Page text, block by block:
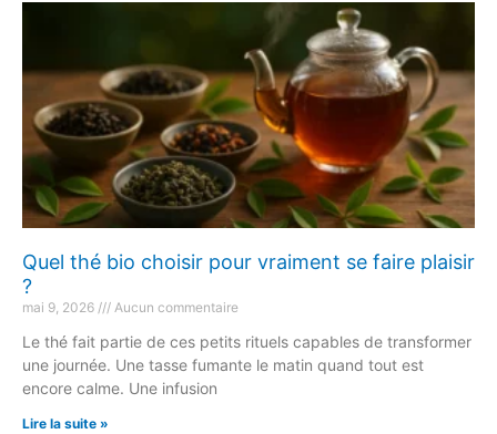
Quel thé bio choisir pour vraiment se faire plaisir
?
mai 9, 2026 Aucun commentaire
Le thé fait partie de ces petits rituels capables de transformer
une journée. Une tasse fumante le matin quand tout est
encore calme. Une infusion
Lire la suite »